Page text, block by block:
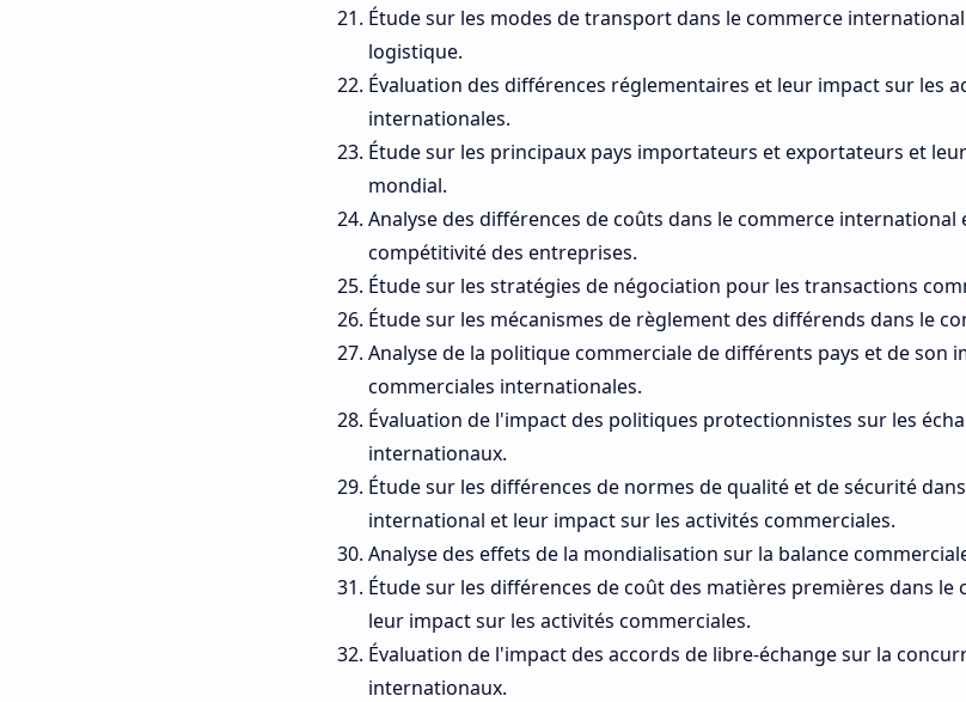
Étude sur les modes de transport dans le commerce
logistique.
Évaluation des différences réglementaires et leur impact sur les
internationales.
Étude sur les principaux pays importateurs et exportateurs et
mondial.
Analyse des différences de coûts dans le commerce international
compétitivité des entreprises.
Étude sur les stratégies de négociation pour les transactions
Étude sur les mécanismes de règlement des différends dans le
Analyse de la politique commerciale de différents pays et de son
commerciales internationales.
Évaluation de l'impact des politiques protectionnistes sur les
internationaux.
Étude sur les différences de normes de qualité et de sécurité
international et leur impact sur les activités commerciales.
Analyse des effets de la mondialisation sur la balance
Étude sur les différences de coût des matières premières dans
leur impact sur les activités commerciales.
Évaluation de l'impact des accords de libre-échange sur la
internationaux.